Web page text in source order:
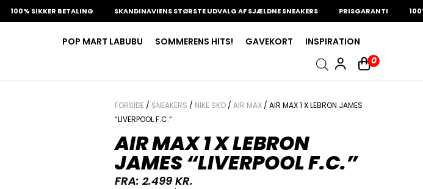
100% SIKKER BETALING SKANDINAVIENS STØRSTE UDVALG AF SJÆLDNE SNEAKERS PRISGARANTI 100%
POP MART LABUBU SOMMERENS HITS! GAVEKORT
INSPIRATION
0
FORSIDE/ SNEAKERS / NIKE SKO/ AIR MAX/ AIR MAX 1 X LEBRON JAMES
“LIVERPOOL F.C.”
AIR MAX 1 X LEBRON
JAMES “LIVERPOOL F.C.”
FRA: 2.499 KR.